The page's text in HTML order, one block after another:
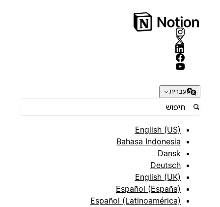
עברית
English (US)
Bahasa Indonesia
Dansk
Deutsch
English (UK)
Español (España)
Español (Latinoamérica)